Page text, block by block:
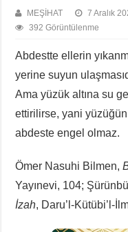
MEŞİHAT 7 Aralık
392 Görüntülenme
Abdestte ellerin
yerine suyun
Ama yüzük altına su
ettirilirse, yani yüzüğün
abdeste engel olmaz.
Ömer Nasuhi Bilmen,
Yayınevi, 104;
İzah, Daru’l-Kütübi’l-